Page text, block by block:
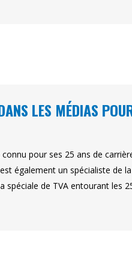
LES MÉDIAS
pour ses 25 ans de
également un spécialiste de
spéciale de TVA entourant les